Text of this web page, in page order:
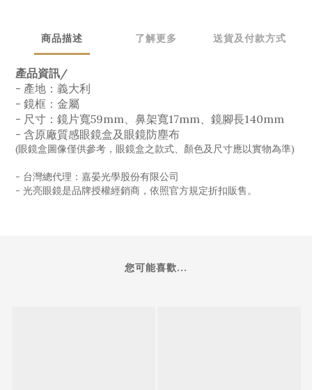
商品描述 了解更多 送貨及付款方式
產品資訊/
- 產地： 義大利
- 鏡框：金屬
- 尺寸：鏡片寬59mm、鼻架寬17mm、鏡腳長140mm
- 含原廠質感眼鏡盒及眼鏡防塵布
(眼鏡盒圖像僅供參考，眼鏡盒之款式、顏色及尺寸應以實物為準)
- 台灣總代理：嘉晏光學股份有限公司
- 光亮眼鏡是品牌授權經銷商，依照官方規定折扣販售。
您可能喜歡...